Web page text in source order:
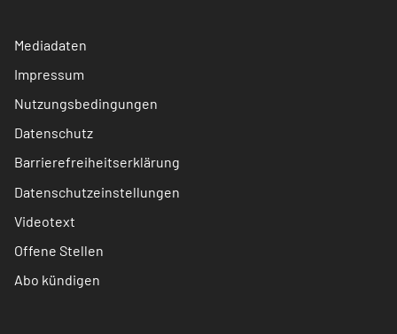
Mediadaten
Impressum
Nutzungsbedingungen
Datenschutz
Barrierefreiheitserklärung
Datenschutzeinstellungen
Videotext
Offene Stellen
Abo kündigen